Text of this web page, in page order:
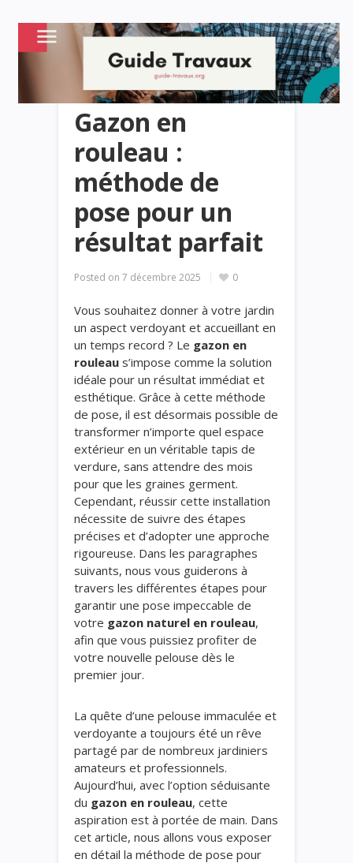
Gazon en
rouleau :
méthode de
pose pour un
résultat parfait
Posted on 7 décembre 2025 0
Vous souhaitez donner à votre jardin
un aspect verdoyant et accueillant en
un temps record ? Le gazon en
rouleau s’impose comme la solution
idéale pour un résultat immédiat et
esthétique. Grâce à cette méthode
de pose, il est désormais possible de
transformer n’importe quel espace
extérieur en un véritable tapis de
verdure, sans attendre des mois
pour que les graines germent.
Cependant, réussir cette installation
nécessite de suivre des étapes
précises et d’adopter une approche
rigoureuse. Dans les paragraphes
suivants, nous vous guiderons à
travers les différentes étapes pour
garantir une pose impeccable de
votre gazon naturel en rouleau,
afin que vous puissiez profiter de
votre nouvelle pelouse dès le
premier jour.
La quête d’une pelouse immaculée et
verdoyante a toujours été un rêve
partagé par de nombreux jardiniers
amateurs et professionnels.
Aujourd’hui, avec l’option séduisante
du gazon en rouleau, cette
aspiration est à portée de main. Dans
cet article, nous allons vous exposer
en détail la méthode de pose pour